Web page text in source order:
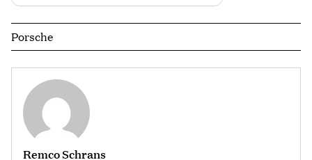
Porsche
Remco Schrans